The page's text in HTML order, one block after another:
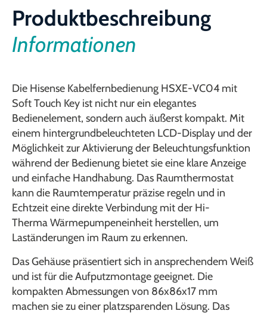
Produktbeschreibung
Informationen
Die Hisense Kabelfernbedienung HSXE-VC04 mit
Soft Touch Key ist nicht nur ein elegantes
Bedienelement, sondern auch äußerst kompakt. Mit
einem hintergrundbeleuchteten LCD-Display und der
Möglichkeit zur Aktivierung der Beleuchtungsfunktion
während der Bedienung bietet sie eine klare Anzeige
und einfache Handhabung. Das Raumthermostat
kann die Raumtemperatur präzise regeln und in
Echtzeit eine direkte Verbindung mit der Hi-
Therma Wärmepumpeneinheit herstellen, um
Laständerungen im Raum zu erkennen.
Das Gehäuse präsentiert sich in ansprechendem Weiß
und ist für die Aufputzmontage geeignet. Die
kompakten Abmessungen von 86x86x17 mm
machen sie zu einer platzsparenden Lösung. Das